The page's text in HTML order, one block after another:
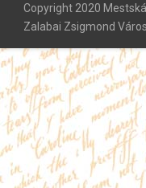
Copyright 2020
Zalabai Zsigmond